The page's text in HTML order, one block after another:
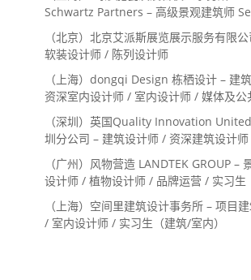
Schwartz Partners – 高级景观建筑师
Landscape Designer / 景观建筑师
Landscape Designer
（北京）北京艾派斯展览展示服务有限
软装设计师 / 陈列设计师
（上海）dongqi Design 栋栖设计 – 建
资深室内设计师 / 室内设计师 / 媒体及公
系主管 / 设计实习生（常年招聘）
（深圳）英国Quality Innovation
圳分公司 – 建筑设计师 / 资深建筑设计师
内设计师 / 设计实习生
（广州）风物营造 LANDTEK GROUP –
设计师 / 植物设计师 / 品牌运营 / 实习生
（上海）空间里建筑设计事务所 – 项目
/ 室内设计师 / 实习生（建筑/室内）